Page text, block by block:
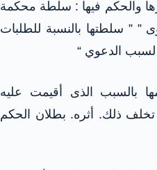
والحكم فيها : سلطة محكمة
” ” سلطتها بالنسبة للطلبات
لسبب الدعوي “
بالسبب الذى أقيمت عليه
ذلك. أثره. بطلان الحكم